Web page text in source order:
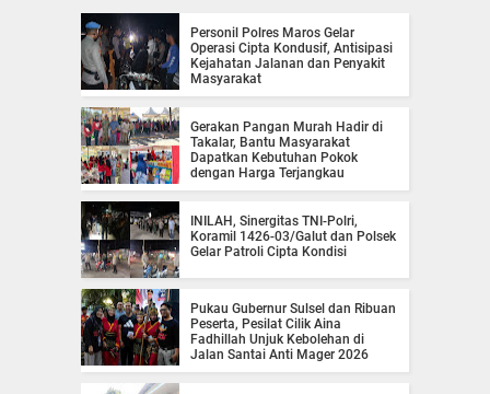
Personil Polres Maros Gelar
Operasi Cipta Kondusif, Antisipasi
Kejahatan Jalanan dan Penyakit
Masyarakat
Gerakan Pangan Murah Hadir di
Takalar, Bantu Masyarakat
Dapatkan Kebutuhan Pokok
dengan Harga Terjangkau
INILAH, Sinergitas TNI-Polri,
Koramil 1426-03/Galut dan Polsek
Gelar Patroli Cipta Kondisi
Pukau Gubernur Sulsel dan Ribuan
Peserta, Pesilat Cilik Aina
Fadhillah Unjuk Kebolehan di
Jalan Santai Anti Mager 2026